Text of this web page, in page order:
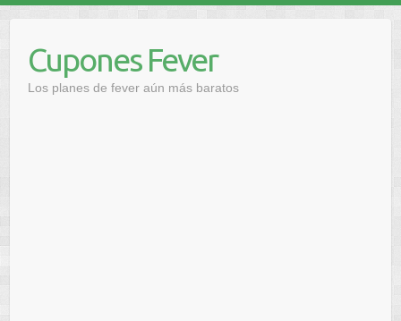
contenidoCupones Fever
Los planes de fever aún más baratos